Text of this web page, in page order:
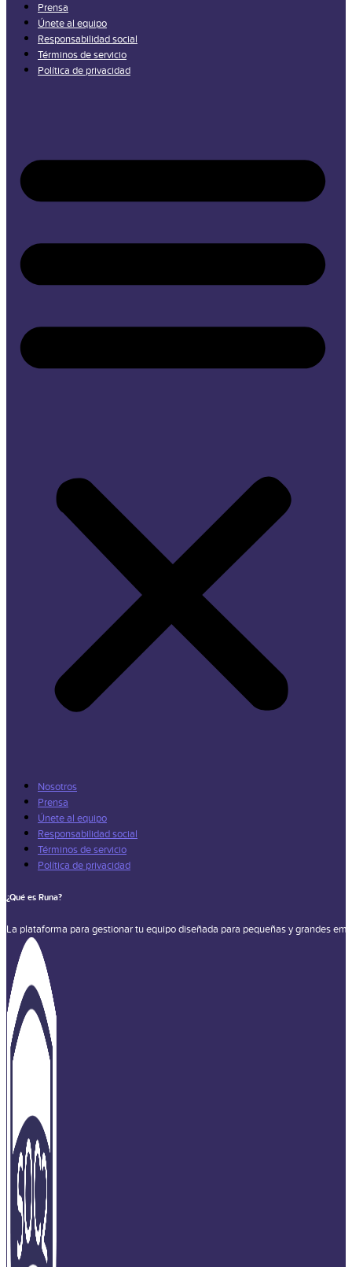
Prensa
Únete al equipo
Responsabilidad social
Términos de servicio
Política de privacidad
Nosotros
Prensa
Únete al equipo
Responsabilidad social
Términos de servicio
Política de privacidad
¿Qué es Runa?
La plataforma para gestionar tu equipo diseñada para pequeñas y grandes